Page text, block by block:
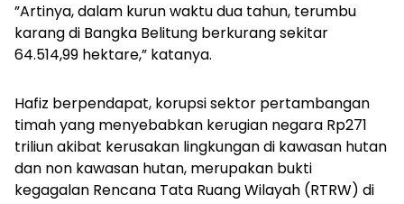
”Artinya, dalam kurun waktu dua tahun, terumbu
karang di Bangka Belitung berkurang sekitar
64.514,99 hektare,” katanya.
Hafiz berpendapat, korupsi sektor pertambangan
timah yang menyebabkan kerugian negara Rp271
triliun akibat kerusakan lingkungan di kawasan hutan
dan non kawasan hutan, merupakan bukti
kegagalan Rencana Tata Ruang Wilayah (RTRW) di